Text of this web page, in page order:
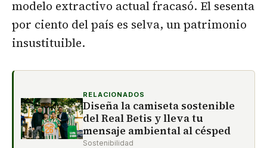
modelo extractivo actual fracasó. El sesenta
por ciento del país es selva, un patrimonio
insustituible.
RELACIONADOS
Diseña la camiseta sostenible
del Real Betis y lleva tu
mensaje ambiental al césped
Sostenibilidad